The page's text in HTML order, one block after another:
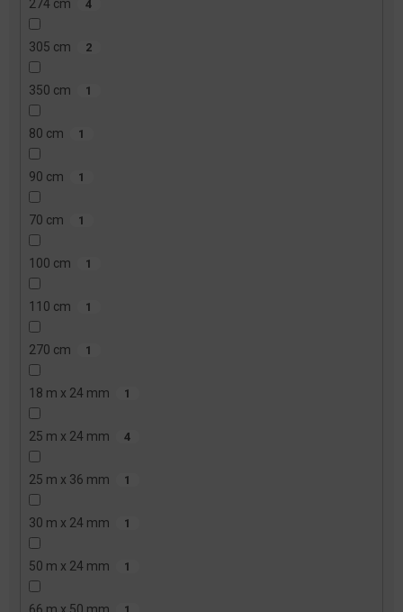
274 cm 4
305 cm 2
350 cm 1
80 cm 1
90 cm 1
70 cm 1
100 cm 1
110 cm 1
270 cm 1
18 m x 24 mm 1
25 m x 24 mm 4
25 m x 36 mm 1
30 m x 24 mm 1
50 m x 24 mm 1